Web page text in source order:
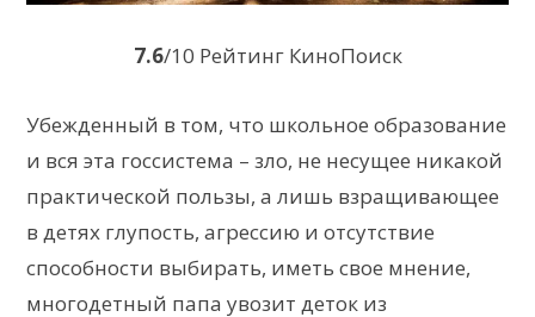
7.6/10 Рейтинг КиноПоиск
Убежденный в том, что школьное образование
и вся эта госсистема – зло, не несущее никакой
практической пользы, а лишь взращивающее
в детях глупость, агрессию и отсутствие
способности выбирать, иметь свое мнение,
многодетный папа увозит деток из